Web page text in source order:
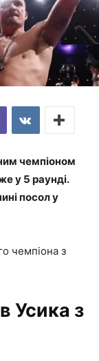
чемпіоном
у 5 раунді.
посол у
чемпіона з
Усика з